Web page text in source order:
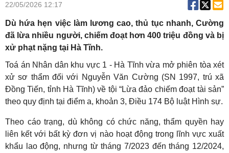
22/05/2026 12:17
Dù hứa hẹn việc làm lương cao, thủ tục nhanh, Cường
đã lừa nhiều người, chiếm đoạt hơn 400 triệu đồng và bị
xử phạt nặng tại Hà Tĩnh.
Toá án Nhân dân khu vực 1 - Hà Tĩnh vừa mở phiên tòa xét
xử sơ thẩm đối với Nguyễn Văn Cường (SN 1997, trú xã
Đồng Tiến, tỉnh Hà Tĩnh) về tội “Lừa đảo chiếm đoạt tài sản”
theo quy định tại điểm a, khoản 3, Điều 174 Bộ luật Hình sự.
Theo cáo trạng, dù không có chức năng, thẩm quyền hay
liên kết với bất kỳ đơn vị nào hoạt động trong lĩnh vực xuất
khẩu lao động, nhưng từ tháng 7/2023 đến tháng 12/2024,